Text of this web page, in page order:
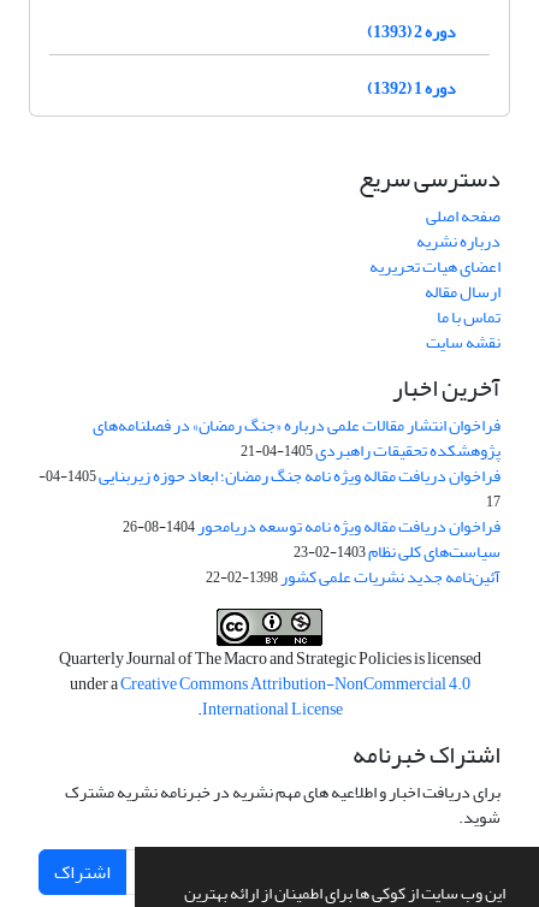
این وب سایت از کوکی ها برای اطمینان از ارائه بهترین
دوره 2 (1393)
دوره 1 (1392)
دسترسی سریع
صفحه اصلی
درباره نشریه
اعضای هیات تحریریه
ارسال مقاله
تماس با ما
نقشه سایت
آخرین اخبار
فراخوان انتشار مقالات علمی درباره «جنگ رمضان» در فصلنامه‌های
پژوهشکده تحقیقات راهبردی1405-04-21
فراخوان دریافت مقاله ویژه نامه جنگ رمضان؛ ابعاد حوزه زیربنایی
1405-04-
17
فراخوان دریافت مقاله ویژه نامه توسعه دریامحور1404-08-26
سیاست‌های کلی نظام1403-02-23
آئین‌نامه جدید نشریات علمی کشور1398-02-22
Quarterly Journal of The Macro and Strategic Policies is licensed
under aCreative Commons Attribution-NonCommercial 4.0
International License
.
اشتراک خبرنامه
برای دریافت اخبار و اطلاعیه های مهم نشریه در خبرنامه نشریه مشترک
شوید.
اشتراک